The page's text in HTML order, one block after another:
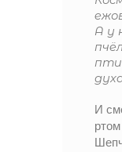
А у
И